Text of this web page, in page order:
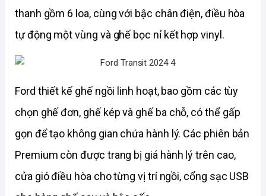
thanh gồm 6 loa, cùng với bậc chân điện, điều hòa
tự động một vùng và ghế bọc nỉ kết hợp vinyl.
Ford thiết kế ghế ngồi linh hoạt, bao gồm các tùy
chọn ghế đơn, ghế kép và ghế ba chỗ, có thể gấp
gọn để tạo không gian chứa hành lý. Các phiên bản
Premium còn được trang bị giá hành lý trên cao,
cửa gió điều hòa cho từng vị trí ngồi, cổng sạc USB